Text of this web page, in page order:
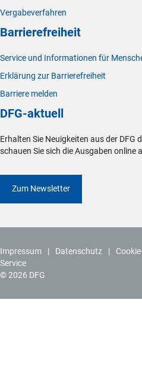
Vergabeverfahren
Barrierefreiheit
Service und Informationen für
Erklärung zur Barrierefreiheit
Barriere melden
DFG-aktuell
Erhalten Sie Neuigkeiten aus der
schauen Sie sich die Ausgaben online
Zum Newsletter
© 2026 DFG
Impressum Datenschutz
Service